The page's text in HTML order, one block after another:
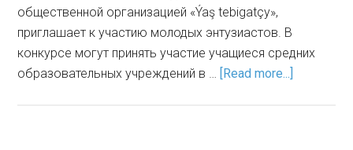
общественной организацией «Ýaş tebigatçy»,
приглашает к участию молодых энтузиастов. В
конкурсе могут принять участие учащиеся средних
образовательных учреждений в … [Read more...]